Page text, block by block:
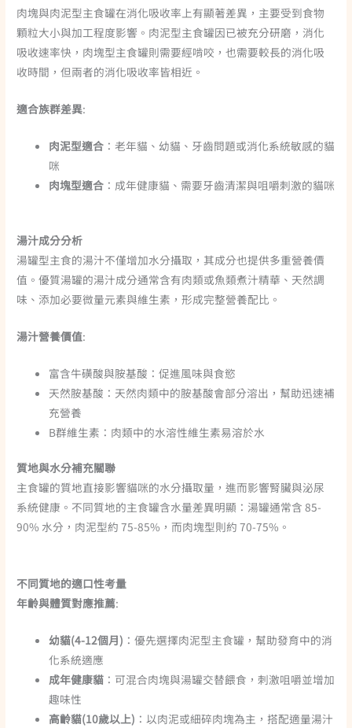
肉塊與肉泥型主食罐在消化吸收率上有顯著差異，主要受到食物
顆粒大小與加工程度影響。肉泥型主食罐因已被充分研磨，消化
吸收速率快，肉塊型主食罐則需要經啃咬，也需要較長的消化吸
收時間，但兩者的消化吸收率皆相近。
適合族群差異:
肉泥型適合 ：老年貓、幼貓、牙齒問題或消化系統敏感的貓
咪
肉塊型適合 ：成年健康貓、需要牙齒清潔與咀嚼刺激的貓咪
湯汁成分分析
湯罐型主食的湯汁不僅增加水分攝取，其成分也提供多重營養價
值。優質湯罐的湯汁成分通常含有肉類或魚類煮汁精華、天然調
味、添加必要微量元素與維生素，形成完整營養配比。
湯汁營養價值:
富含牛磺酸與胺基酸：促進風味與食慾
天然胺基酸：天然肉類中的胺基酸會部分溶出，幫助迅速補
充營養
B群維生素：肉類中的水溶性維生素易溶於水
質地與水分補充關聯
主食罐的質地直接影響貓咪的水分攝取量，進而影響腎臟與泌尿
系統健康。不同質地的主食罐含水量差異明顯：湯罐通常含 85-
90% 水分，肉泥型約 75-85%，而肉塊型則約 70-75%。
不同質地的適口性考量
年齡與體質對應推薦:
幼貓(4-12個月) ：優先選擇肉泥型主食罐，幫助發育中的消
化系統適應
成年健康貓 ：可混合肉塊與湯罐交替餵食，刺激咀嚼並增加
趣味性
高齡貓(10歲以上) ：以肉泥或細碎肉塊為主，搭配適量湯汁